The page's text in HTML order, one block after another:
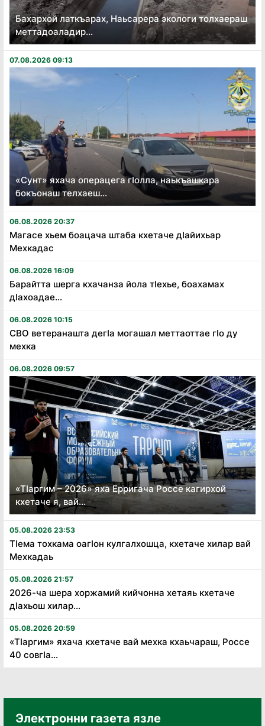
Бахархой латкъарах, Наьсарера экологи толхаераш
меттадоаладир...
07.08.2026 09:13
«Сунт» яхача операцега гӏолла, наькъашкара
бокъонаш телхаеш...
06.08.2026 20:37
Магасе хьем боацача штаба кхетаче дӏайихьар
Мехкадас
06.08.2026 16:09
Барайтта шерга кхачанза йола тӏехье, боахамах
дӏахоадае...
06.08.2026 10:15
СВО ветеранашта дегӏа могашал меттаоттае гӏо ду
мехка
06.08.2026 09:57
«Тӏаргим – 2026» яха Ерригача Россе кагирхой
кхетаче я, вай...
05.08.2026 23:53
Тӏема тохкама оагӏон кулгалхошца, кхетаче хилар вай
Мехкадаь
05.08.2026 21:57
2026-ча шера хоржамий кийчонна хетаяь кхетаче
дӏахьош хилар...
05.08.2026 20:59
«Тӏаргим» яхача кхетаче вай мехка кхаьчараш, Россе
40 совгӏа...
Электронни газета язле